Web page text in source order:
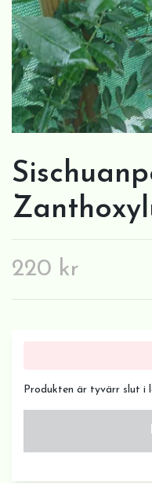
220 kr
Produkten är tyvärr slut i